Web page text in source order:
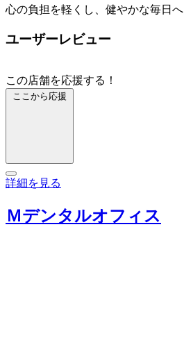
心の負担を軽くし、健やかな毎日へ
ユーザーレビュー
この店舗を応援する！
ここから応援
詳細を見る
Ｍデンタルオフィス